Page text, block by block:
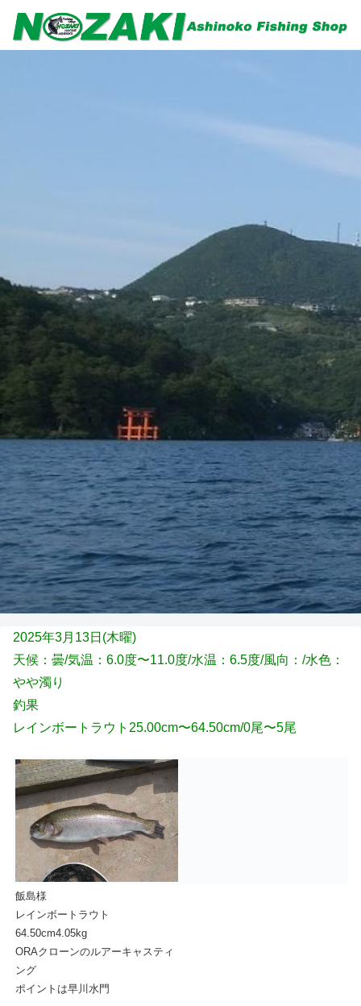
2025年3月13日(木曜)
天候：曇/気温：6.0度〜11.0度/水温：6.5度/風向： /水色：
やや濁り
釣果
レインボートラウト25.00cm〜64.50cm/0尾〜5尾
飯島様
レインボートラウト
64.50cm4.05kg
ORAクローンのルアーキャスティ
ング
ポイントは早川水門